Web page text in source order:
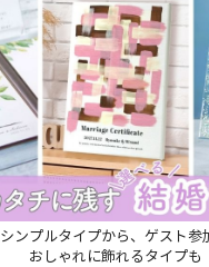
シンプルタイプから、ゲスト参
おしゃれに飾れるタイプも